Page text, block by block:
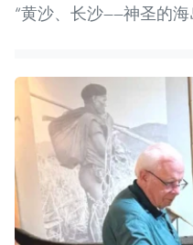
“黄沙、长沙——神圣的海